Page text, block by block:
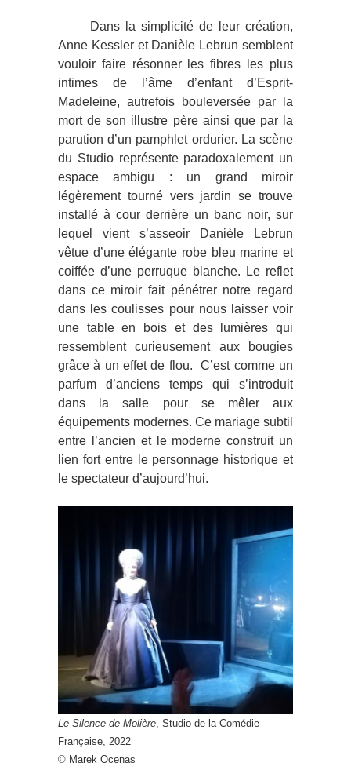
Dans la simplicité de leur création,
Anne Kessler et Danièle Lebrun semblent
vouloir faire résonner les fibres les plus
intimes de l’âme d’enfant d’Esprit-
Madeleine, autrefois bouleversée par la
mort de son illustre père ainsi que par la
parution d’un pamphlet ordurier. La scène
du Studio représente paradoxalement un
espace ambigu : un grand miroir
légèrement tourné vers jardin se trouve
installé à cour derrière un banc noir, sur
lequel vient s’asseoir Danièle Lebrun
vêtue d’une élégante robe bleu marine et
coiffée d’une perruque blanche. Le reflet
dans ce miroir fait pénétrer notre regard
dans les coulisses pour nous laisser voir
une table en bois et des lumières qui
ressemblent curieusement aux bougies
grâce à un effet de flou. C’est comme un
parfum d’anciens temps qui s’introduit
dans la salle pour se mêler aux
équipements modernes. Ce mariage subtil
entre l’ancien et le moderne construit un
lien fort entre le personnage historique et
le spectateur d’aujourd’hui.
Le Silence de Molière, Studio de la Comédie-
Française, 2022
© Marek Ocenas